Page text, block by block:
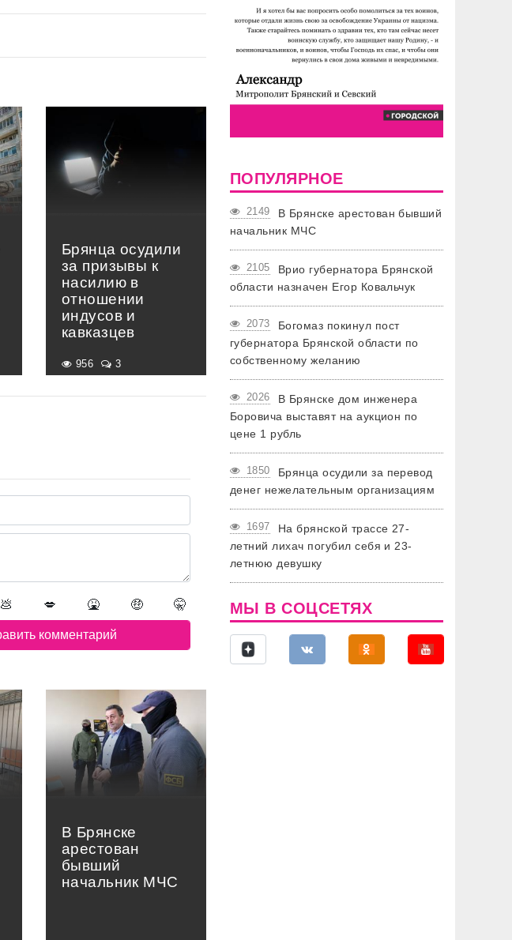
Брянца осудили
за призывы к
насилию в
отношении
индусов и
кавказцев
956 3
💩 💋 🤮 🤑 🤫
В Брянске
арестован
бывший
начальник МЧС
ПОПУЛЯРНОЕ
2149
В Брянске арестован бывший
начальник МЧС
2105
Врио губернатора Брянской
области назначен Егор Ковальчук
2073
Богомаз покинул пост
губернатора Брянской области по
собственному желанию
2026
В Брянске дом инженера
Боровича выставят на аукцион по
цене 1 рубль
1850
Брянца осудили за перевод
денег нежелательным организациям
1697
На брянской трассе 27-
летний лихач погубил себя и 23-
летнюю девушку
МЫ В СОЦСЕТЯХ